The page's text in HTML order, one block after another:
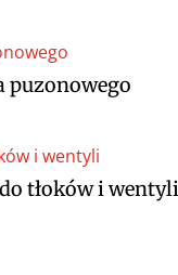
puzonowego
tłoków i wentyli